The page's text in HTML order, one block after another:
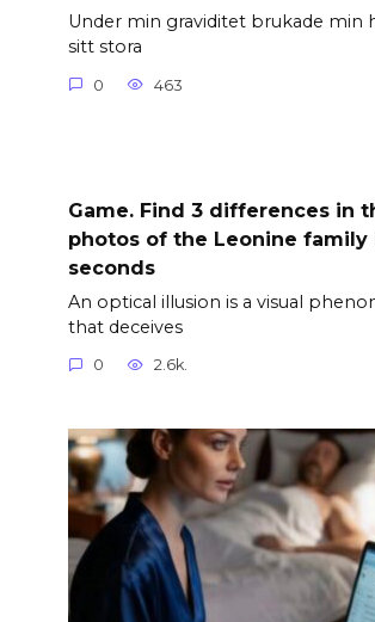
Under min graviditet brukade min
sitt stora
0 463
Game. Find 3 differences in
photos of the Leonine family
seconds
An optical illusion is a visual
that deceives
0 2.6k.